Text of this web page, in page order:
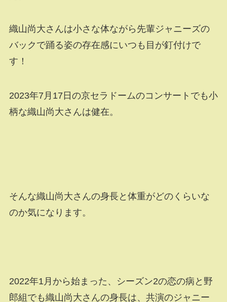
織山尚大さんは小さな体ながら先輩ジャニーズの
バックで踊る姿の存在感にいつも目が釘付けで
す！
2023年7月17日の京セラドームのコンサートでも小
柄な織山尚大さんは健在。
そんな織山尚大さんの身長と体重がどのくらいな
のか気になります。
2022年1月から始まった、シーズン2の恋の病と野
郎組でも織山尚大さんの身長は、共演のジャニー